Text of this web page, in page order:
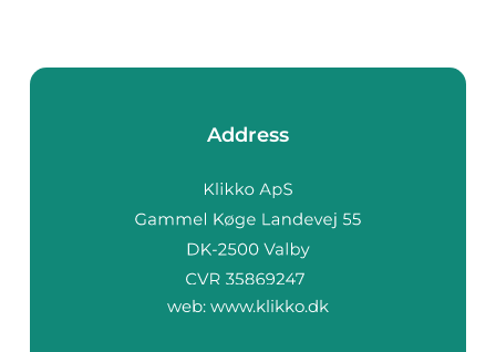
Address
web: www.klikko.dk